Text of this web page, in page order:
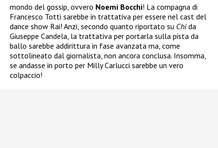
mondo del gossip, ovvero Noemi Bocchi! La compagna di
Francesco Totti sarebbe in trattativa per essere nel cast del
dance show Rai! Anzi, secondo quanto riportato su Chida
Giuseppe Candela, la trattativa per portarla sulla pista da
ballo sarebbe addirittura in fase avanzata ma, come
sottolineato dal giornalista, non ancora conclusa. Insomma,
se andasse in porto per Milly Carlucci sarebbe un vero
colpaccio!